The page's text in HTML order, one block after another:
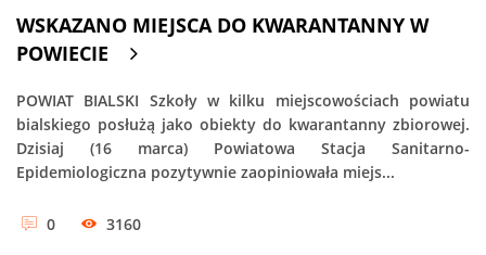
WSKAZANO MIEJSCA DO KWARANTANNY W
POWIECIE
POWIAT BIALSKI Szkoły w kilku miejscowościach powiatu
bialskiego posłużą jako obiekty do kwarantanny zbiorowej.
Dzisiaj (16 marca) Powiatowa Stacja Sanitarno-
Epidemiologiczna pozytywnie zaopiniowała miejs...
0 3160